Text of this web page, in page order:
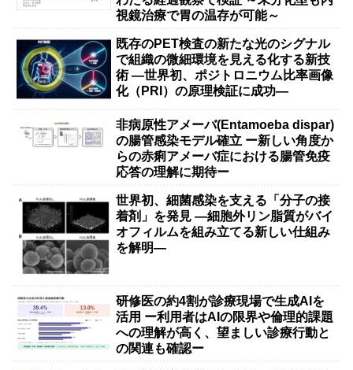
視鏡治療で胃の温存が可能～
既存のPET検査の新たな光のシグナル
で組織の微細環境を見える化する新技
術 ―世界初、ポジトロニウム比率画像
化（PRI）の原理検証に成功―
非病原性アメーバ(Entamoeba dispar)
の腸管感染モデル確立 ー新しい角度か
らの赤痢アメーバ症における腸管免疫
応答の理解に期待ー
世界初、細菌感染を支える「分子の接
着剤」を発見 ―細胞外リン脂質がバイ
オフィルムを組み立てる新しい仕組み
を解明―
研修医の約4割が診療現場で生成AIを
活用 ー利用者はAIの限界や倫理的課題
への理解が高く、望ましい診療行動と
の関連も確認ー